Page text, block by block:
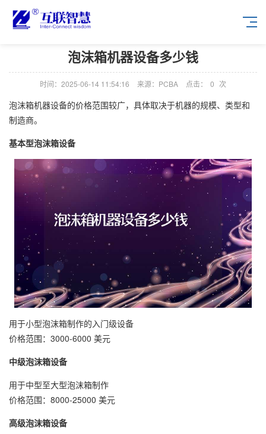
泡沫箱机器设备多少钱
时间：2025-06-14 11:54:16 来源：PCBA 点击： 0 次
泡沫箱机器设备的价格范围较广，具体取决于机器的规模、类型和
制造商。
基本型泡沫箱设备
用于小型泡沫箱制作的入门级设备
价格范围：3000-6000 美元
中级泡沫箱设备
用于中型至大型泡沫箱制作
价格范围：8000-25000 美元
高级泡沫箱设备